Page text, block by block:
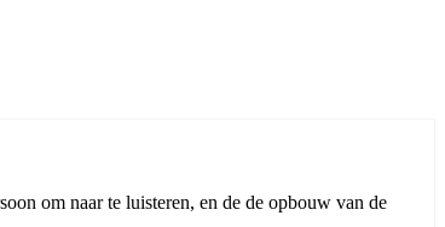
om naar te luisteren, en de de opbouw van de